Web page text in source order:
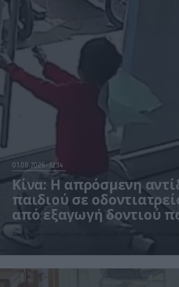
01.08.2026 12:14
Κίνα: Η απρόσμενη
παιδιού σε
από εξαγωγή δοντιού
viral – Δείτε βίντεο
Ακολούθησε «καταδίωξη» του μικρού «φυγά» στους δρόμους του